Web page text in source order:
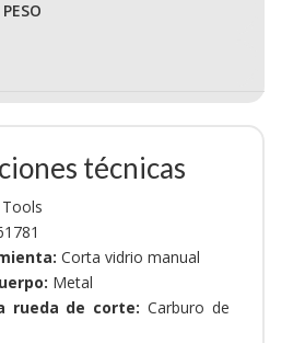
técnicas
Corta vidrio manual
Metal
rueda de corte: Carburo de